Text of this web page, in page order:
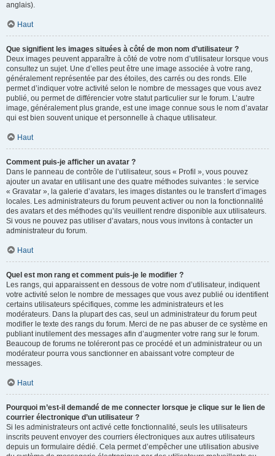
anglais).
Haut
Que signifient les images situées à côté de mon nom d’utilisateur ?
Deux images peuvent apparaître à côté de votre nom d’utilisateur lorsque vous
consultez un sujet. Une d’elles peut être une image associée à votre rang,
généralement représentée par des étoiles, des carrés ou des ronds. Elle
permet d’indiquer votre activité selon le nombre de messages que vous avez
publié, ou permet de différencier votre statut particulier sur le forum. L’autre
image, généralement plus grande, est une image connue sous le nom d’avatar
qui est bien souvent unique et personnelle à chaque utilisateur.
Haut
Comment puis-je afficher un avatar ?
Dans le panneau de contrôle de l’utilisateur, sous « Profil », vous pouvez
ajouter un avatar en utilisant une des quatre méthodes suivantes : le service
« Gravatar », la galerie d’avatars, les images distantes ou le transfert d’images
locales. Les administrateurs du forum peuvent activer ou non la fonctionnalité
des avatars et des méthodes qu’ils veuillent rendre disponible aux utilisateurs.
Si vous ne pouvez pas utiliser d’avatars, nous vous invitons à contacter un
administrateur du forum.
Haut
Quel est mon rang et comment puis-je le modifier ?
Les rangs, qui apparaissent en dessous de votre nom d’utilisateur, indiquent
votre activité selon le nombre de messages que vous avez publié ou identifient
certains utilisateurs spécifiques, comme les administrateurs et les
modérateurs. Dans la plupart des cas, seul un administrateur du forum peut
modifier le texte des rangs du forum. Merci de ne pas abuser de ce système en
publiant inutilement des messages afin d’augmenter votre rang sur le forum.
Beaucoup de forums ne toléreront pas ce procédé et un administrateur ou un
modérateur pourra vous sanctionner en abaissant votre compteur de
messages.
Haut
Pourquoi m’est-il demandé de me connecter lorsque je clique sur le lien de
courrier électronique d’un utilisateur ?
Si les administrateurs ont activé cette fonctionnalité, seuls les utilisateurs
inscrits peuvent envoyer des courriers électroniques aux autres utilisateurs
depuis un formulaire dédié. Cela permet d’empêcher une utilisation abusive